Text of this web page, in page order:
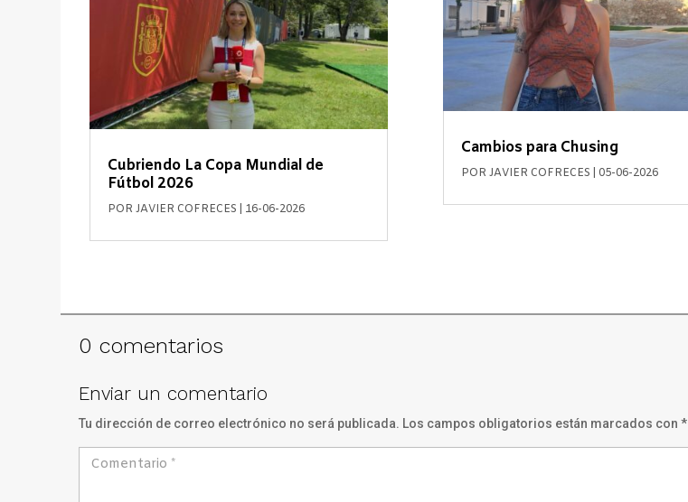
Cubriendo La Copa Mundial de
Fútbol 2026
PORJAVIER COFRECES 16-06-2026
Cambios para Chusing
POR JAVIER COFRECES 05-06-2026
0 comentarios
Enviar un comentario
Tu dirección de correo electrónico no será publicada. Los campos obligatorios están marcados con*